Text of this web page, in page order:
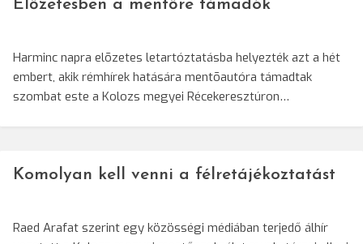
Előzetesben a mentőre támadók
Harminc napra elõzetes letartóztatásba helyezték azt a hét
embert, akik rémhírek hatására mentõautóra támadtak
szombat este a Kolozs megyei Récekeresztúron…
Komolyan kell venni a félretájékoztatást
Raed Arafat szerint egy közösségi médiában terjedő álhír